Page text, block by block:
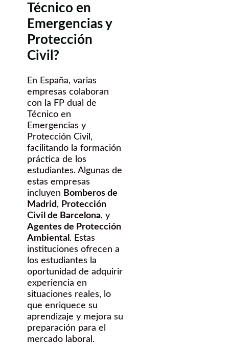
Técnico en
Emergencias y
Protección
Civil?
En España, varias
empresas colaboran
con la FP dual de
Técnico en
Emergencias y
Protección Civil,
facilitando la formación
práctica de los
estudiantes. Algunas de
estas empresas
incluyen Bomberos de
Madrid, Protección
Civil de Barcelona, y
Agentes de Protección
Ambiental . Estas
instituciones ofrecen a
los estudiantes la
oportunidad de adquirir
experiencia en
situaciones reales, lo
que enriquece su
aprendizaje y mejora su
preparación para el
mercado laboral.